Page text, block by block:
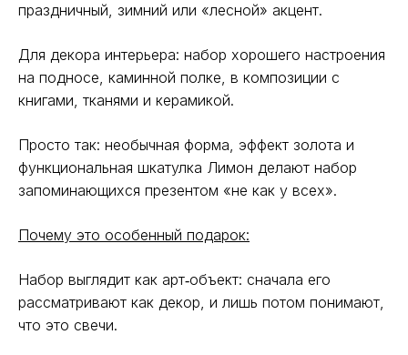
праздничный, зимний или «лесной» акцент.
Для декора интерьера: набор хорошего настроения
на подносе, каминной полке, в композиции с
книгами, тканями и керамикой.
Просто так: необычная форма, эффект золота и
функциональная шкатулка Лимон делают набор
запоминающихся презентом «не как у всех».
Почему это особенный подарок:
Набор выглядит как арт‑объект: сначала его
рассматривают как декор, и лишь потом понимают,
что это свечи.